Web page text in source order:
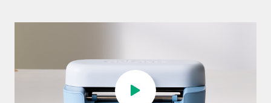
Play video